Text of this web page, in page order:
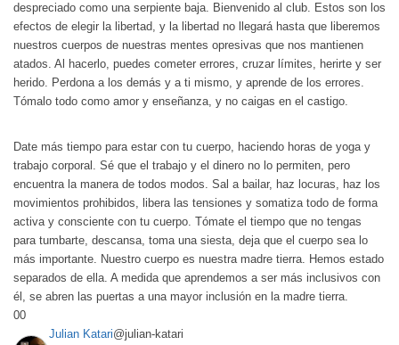
despreciado como una serpiente baja. Bienvenido al club. Estos son los
efectos de elegir la libertad, y la libertad no llegará hasta que liberemos
nuestros cuerpos de nuestras mentes opresivas que nos mantienen
atados. Al hacerlo, puedes cometer errores, cruzar límites, herirte y ser
herido. Perdona a los demás y a ti mismo, y aprende de los errores.
Tómalo todo como amor y enseñanza, y no caigas en el castigo.
Date más tiempo para estar con tu cuerpo, haciendo horas de yoga y
trabajo corporal. Sé que el trabajo y el dinero no lo permiten, pero
encuentra la manera de todos modos. Sal a bailar, haz locuras, haz los
movimientos prohibidos, libera las tensiones y somatiza todo de forma
activa y consciente con tu cuerpo. Tómate el tiempo que no tengas
para tumbarte, descansa, toma una siesta, deja que el cuerpo sea lo
más importante. Nuestro cuerpo es nuestra madre tierra. Hemos estado
separados de ella. A medida que aprendemos a ser más inclusivos con
él, se abren las puertas a una mayor inclusión en la madre tierra.
00
Julian Katari@julian-katari